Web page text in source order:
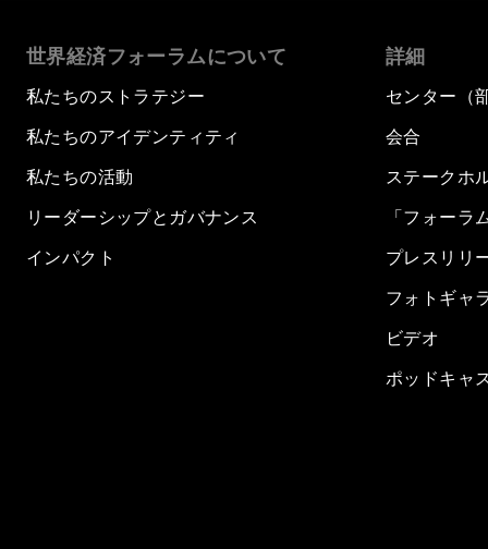
世界経済フォーラムについて
私たちのストラテジー
私たちのアイデンティティ
私たちの活動
リーダーシップとガバナンス
インパクト
詳細
センター（
会合
ステークホ
「フォーラ
プレスリリ
フォトギャ
ビデオ
ポッドキャ